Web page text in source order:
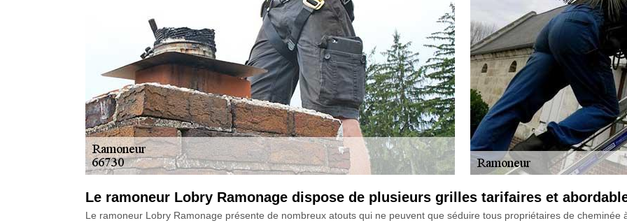
Le ramoneur Lobry Ramonage dispose de plusieurs grilles tarifaires et
Le ramoneur Lobry Ramonage présente de nombreux atouts qui ne peuvent que séduire tous propriétaires de